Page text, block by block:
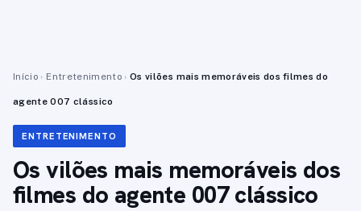
Início › Entretenimento › Os vilões mais memoráveis dos filmes do
agente 007 clássico
ENTRETENIMENTO
Os vilões mais memoráveis dos
filmes do agente 007 clássico